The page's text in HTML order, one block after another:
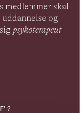
medlemmer skal
og
psykoterapeut
?